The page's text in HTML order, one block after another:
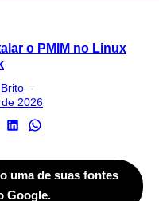
o PMIM no Linux
on
2026
uma de suas fontes
Google.